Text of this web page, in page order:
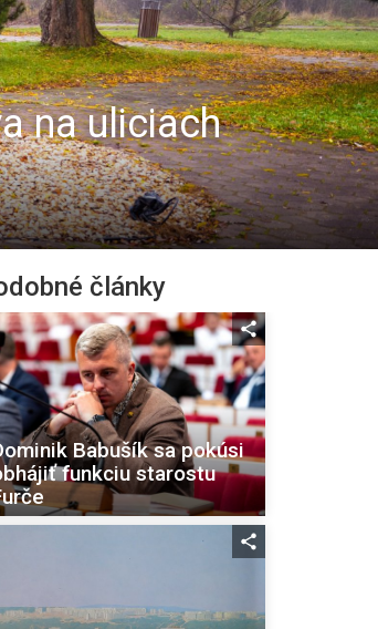
na uliciach
články
Babušík sa pokúsi
funkciu starostu